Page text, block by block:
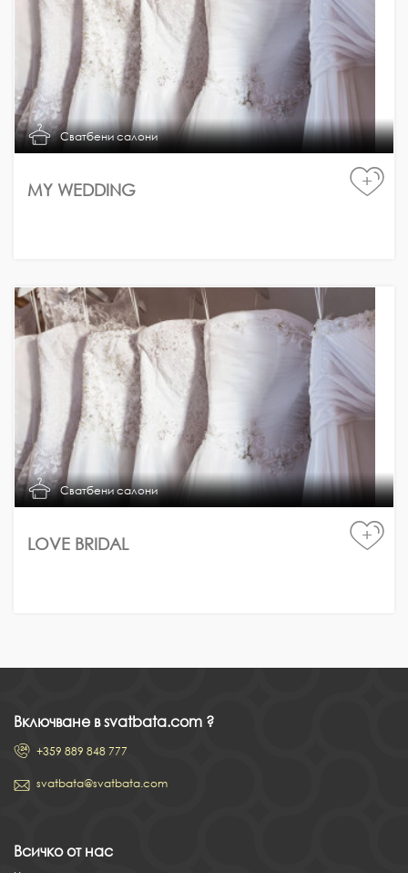
Сватбени салони
+
МY WEDDING
Сватбени салони
+
LOVE BRIDAL
Включване в svatbata.com ?
+359 889 848 777
svatbata@svatbata.com
Всичко от нас